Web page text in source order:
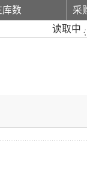
库数
采
读取中